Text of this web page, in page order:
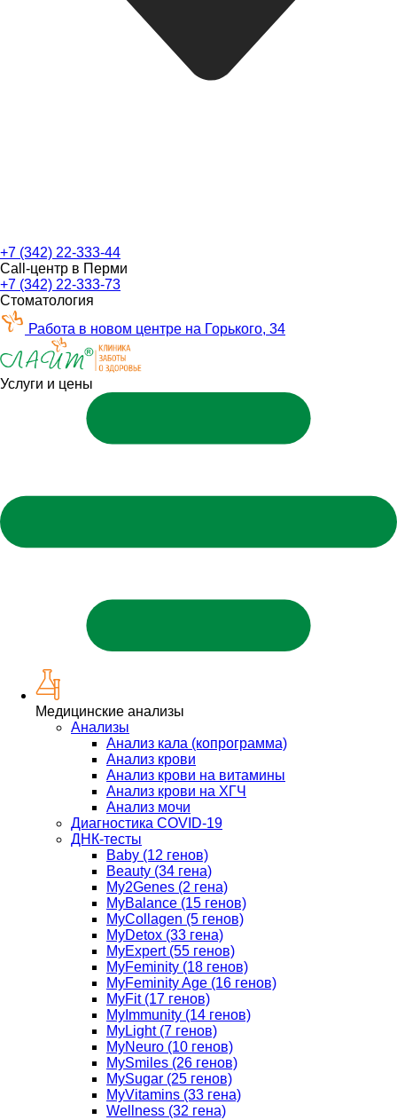
+7 (342) 22-333-44
Call-центр в Перми
+7 (342) 22-333-73
Стоматология
Работа в новом центре на Горького, 34
Услуги и цены
Медицинские анализы
Анализы
Анализ кала (копрограмма)
Анализ крови
Анализ крови на витамины
Анализ крови на ХГЧ
Анализ мочи
Диагностика COVID-19
ДНК-тесты
Baby (12 генов)
Beauty (34 гена)
My2Genes (2 гена)
MyBalance (15 генов)
MyCollagen (5 генов)
MyDetox (33 гена)
MyExpert (55 генов)
MyFeminity (18 генов)
MyFeminity Age (16 генов)
MyFit (17 генов)
MyImmunity (14 генов)
MyLight (7 генов)
MyNeuro (10 генов)
MySmiles (26 генов)
MySugar (25 генов)
MyVitamins (33 гена)
Wellness (32 гена)